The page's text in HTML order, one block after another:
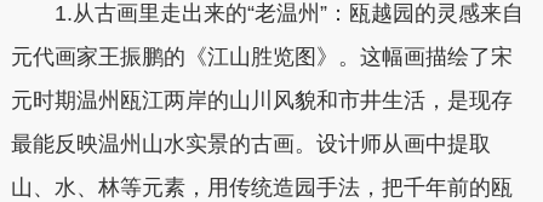
1.从古画里走出来的“老温州”：瓯越园的灵感来自
元代画家王振鹏的《江山胜览图》。这幅画描绘了宋
元时期温州瓯江两岸的山川风貌和市井生活，是现存
最能反映温州山水实景的古画。设计师从画中提取
山、水、林等元素，用传统造园手法，把千年前的瓯